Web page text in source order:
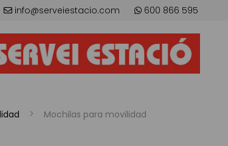
info@serveiestacio.com 600 866 595
Mochilas para movilidad